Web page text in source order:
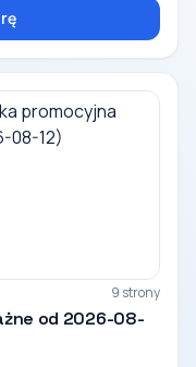
9 strony
od 2026-08-